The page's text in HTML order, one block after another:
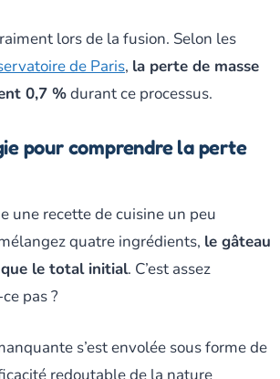
lors de la fusion. Selon les
de Paris, la perte de masse
0,7 %durant ce processus.
pour comprendre la perte
une recette de cuisine un peu
quatre ingrédients, le gâteau
le total initial. C’est assez
pas ?
s’est envolée sous forme de
redoutable de la nature